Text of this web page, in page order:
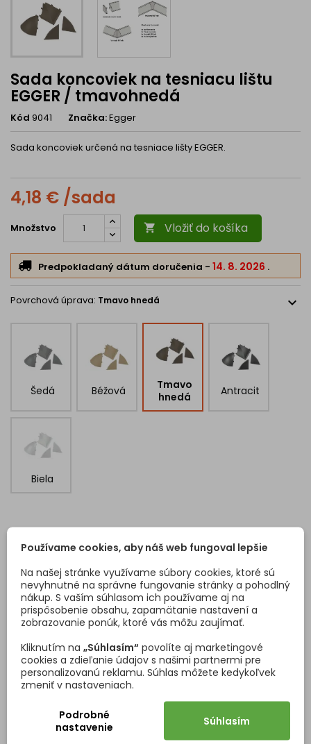
Sada koncoviek na tesniacu lištu
EGGER / tmavohnedá
Kód 9041 Značka:Egger
Sada koncoviek určená na tesniace lišty EGGER.
4,18 € /sada
Množstvo  Vložiť do košíka
Predpokladaný dátum doručenia - 14. 8. 2026 .
Povrchová úprava: Tmavo hnedá expand_more
Šedá Béžová
Tmavo
hnedá
Antracit
Biela
ZÁKAZNÍCI, KTORÍ SI KÚPILI TENTO PRODUKT, KÚPILI
<
Používame cookies, aby náš web fungoval lepšie
Na našej stránke využívame súbory cookies, ktoré sú
nevyhnutné na správne fungovanie stránky a pohodlný
nákup. S vaším súhlasom ich používame aj na
prispôsobenie obsahu, zapamätanie nastavení a
zobrazovanie ponúk, ktoré vás môžu zaujímať.
Kliknutím na „Súhlasím“ povolíte aj marketingové
cookies a zdieľanie údajov s našimi partnermi pre
personalizovanú reklamu. Súhlas môžete kedykoľvek
zmeniť v nastaveniach.
Podrobné
nastavenie
Súhlasím